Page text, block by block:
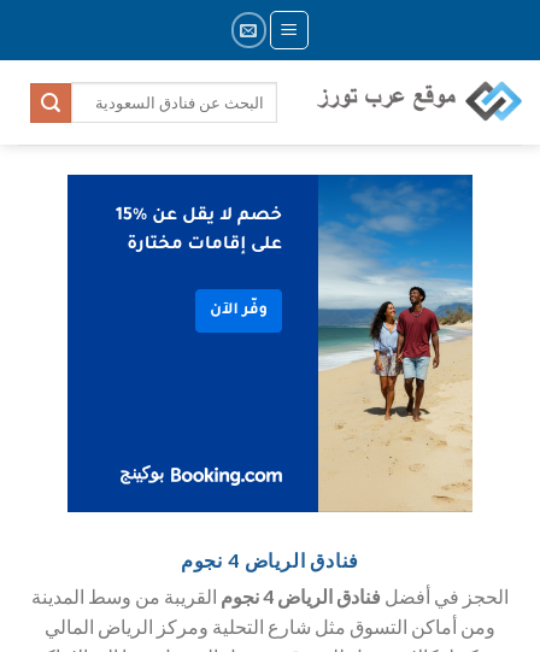
content
فنادق الرياض 4 نجوم
الحجز في أفضل فنادق الرياض 4 نجوم
القريبة من وسط المدينة
ومن أماكن التسوق مثل شارع التحلية ومركز الرياض المالي